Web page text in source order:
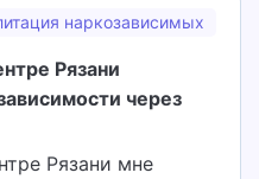
наркозависимых
Рязани
через
Рязани мне